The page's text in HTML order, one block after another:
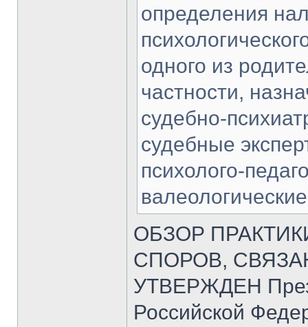
определения
одного из
частности,
судебно-
судебные
психолого-
ОБЗОР
СПОРОВ,
УТВЕРЖДЕН
Российской